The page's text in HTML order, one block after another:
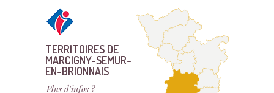
TERRITOIRES DE
MARCIGNY-SEMUR-
EN-BRIONNAIS
Plus d'infos ?